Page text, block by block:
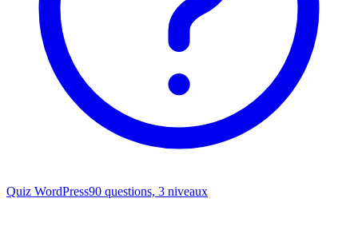
Quiz WordPress90 questions, 3 niveaux